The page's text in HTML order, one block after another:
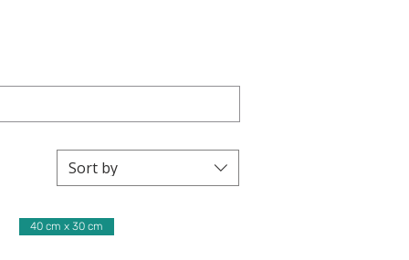
Sort by
40 cm x 30 cm